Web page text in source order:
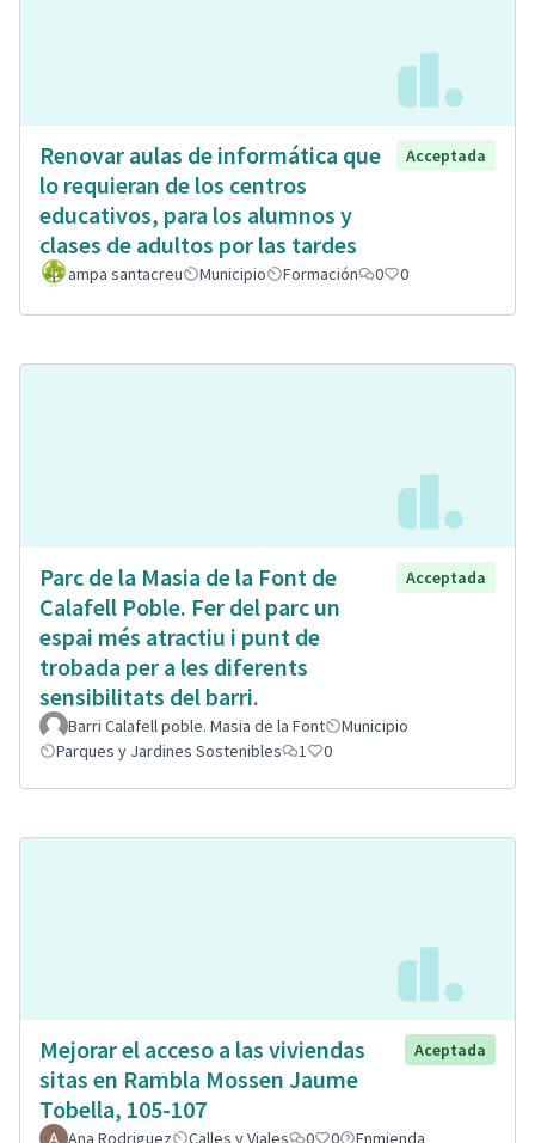
Renovar aulas de informática que
lo requieran de los centros
educativos, para los alumnos y
clases de adultos por las tardes
Acceptada
ampa santacreu Municipio Formación 0 0
Parc de la Masia de la Font de
Calafell Poble. Fer del parc un
espai més atractiu i punt de
trobada per a les diferents
sensibilitats del barri.
Acceptada
Barri Calafell poble. Masia de la Font
Municipio
Parques y Jardines Sostenibles
1 0
Mejorar el acceso a las viviendas
sitas en Rambla Mossen Jaume
Tobella, 105-107
Aceptada
Ana Rodriguez Calles y Viales 0 0 Enmienda